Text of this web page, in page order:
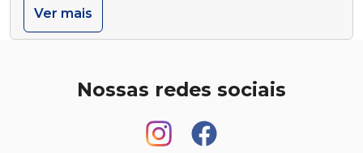
Ver mais
Nossas redes sociais